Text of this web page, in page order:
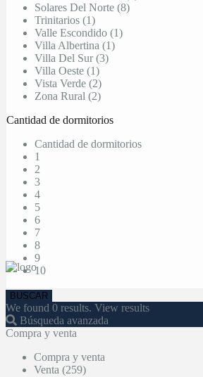
Solares Del Norte (8)
Trinitarios (1)
Valle Escondido (1)
Villa Albertina (1)
Villa Del Sur (3)
Villa Oeste (1)
Vista Verde (2)
Zona Rural (2)
Cantidad de dormitorios
Cantidad de dormitorios
1
2
3
4
5
6
7
8
9
10
We found 0 results. View results
Búsqueda avanzada
Compra y venta
Compra y venta
Venta (259)